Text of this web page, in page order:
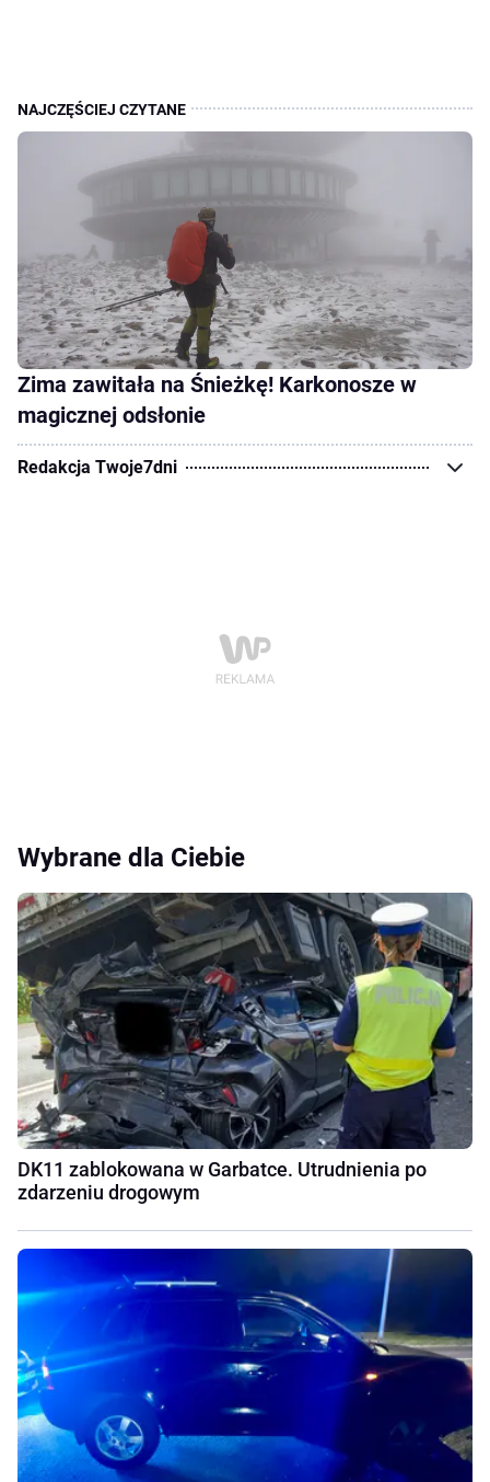
Zima zawitała na Śnieżkę! Karkonosze w
magicznej odsłonie
Redakcja Twoje7dni
Wybrane dla Ciebie
DK11 zablokowana w Garbatce. Utrudnienia po
zdarzeniu drogowym